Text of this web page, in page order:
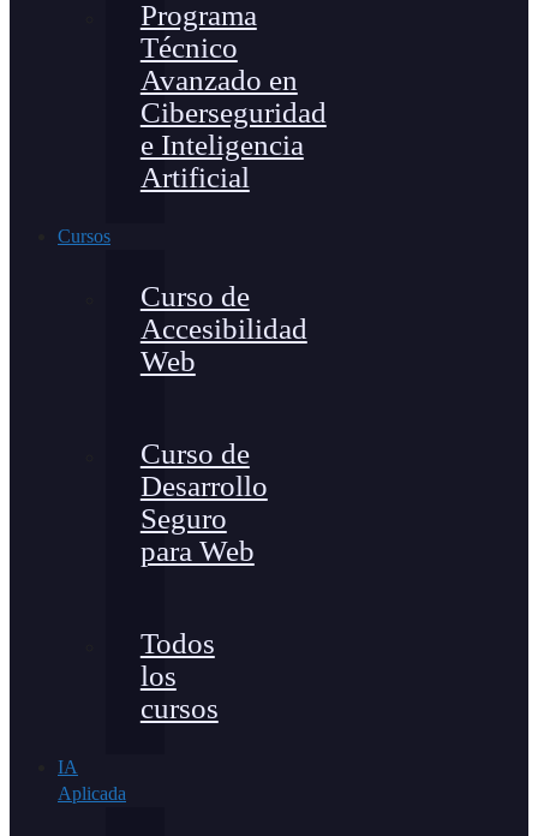
Programa
Técnico
Avanzado en
Ciberseguridad
e Inteligencia
Artificial
Cursos
Curso de
Accesibilidad
Web
Curso de
Desarrollo
Seguro
para Web
Todos
los
cursos
IA
Aplicada